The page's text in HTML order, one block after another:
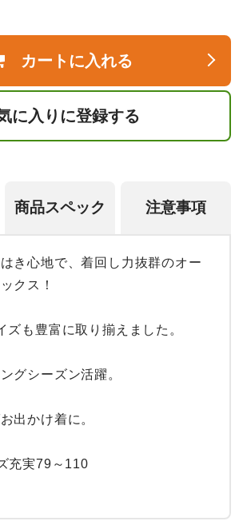
カートに入れる
に入りに登録する
商品スペック 注意事項
き心地で、着回し力抜群のオー
クス！
ズも豊富に取り揃えました。
グシーズン活躍。
出かけ着に。
充実79～110